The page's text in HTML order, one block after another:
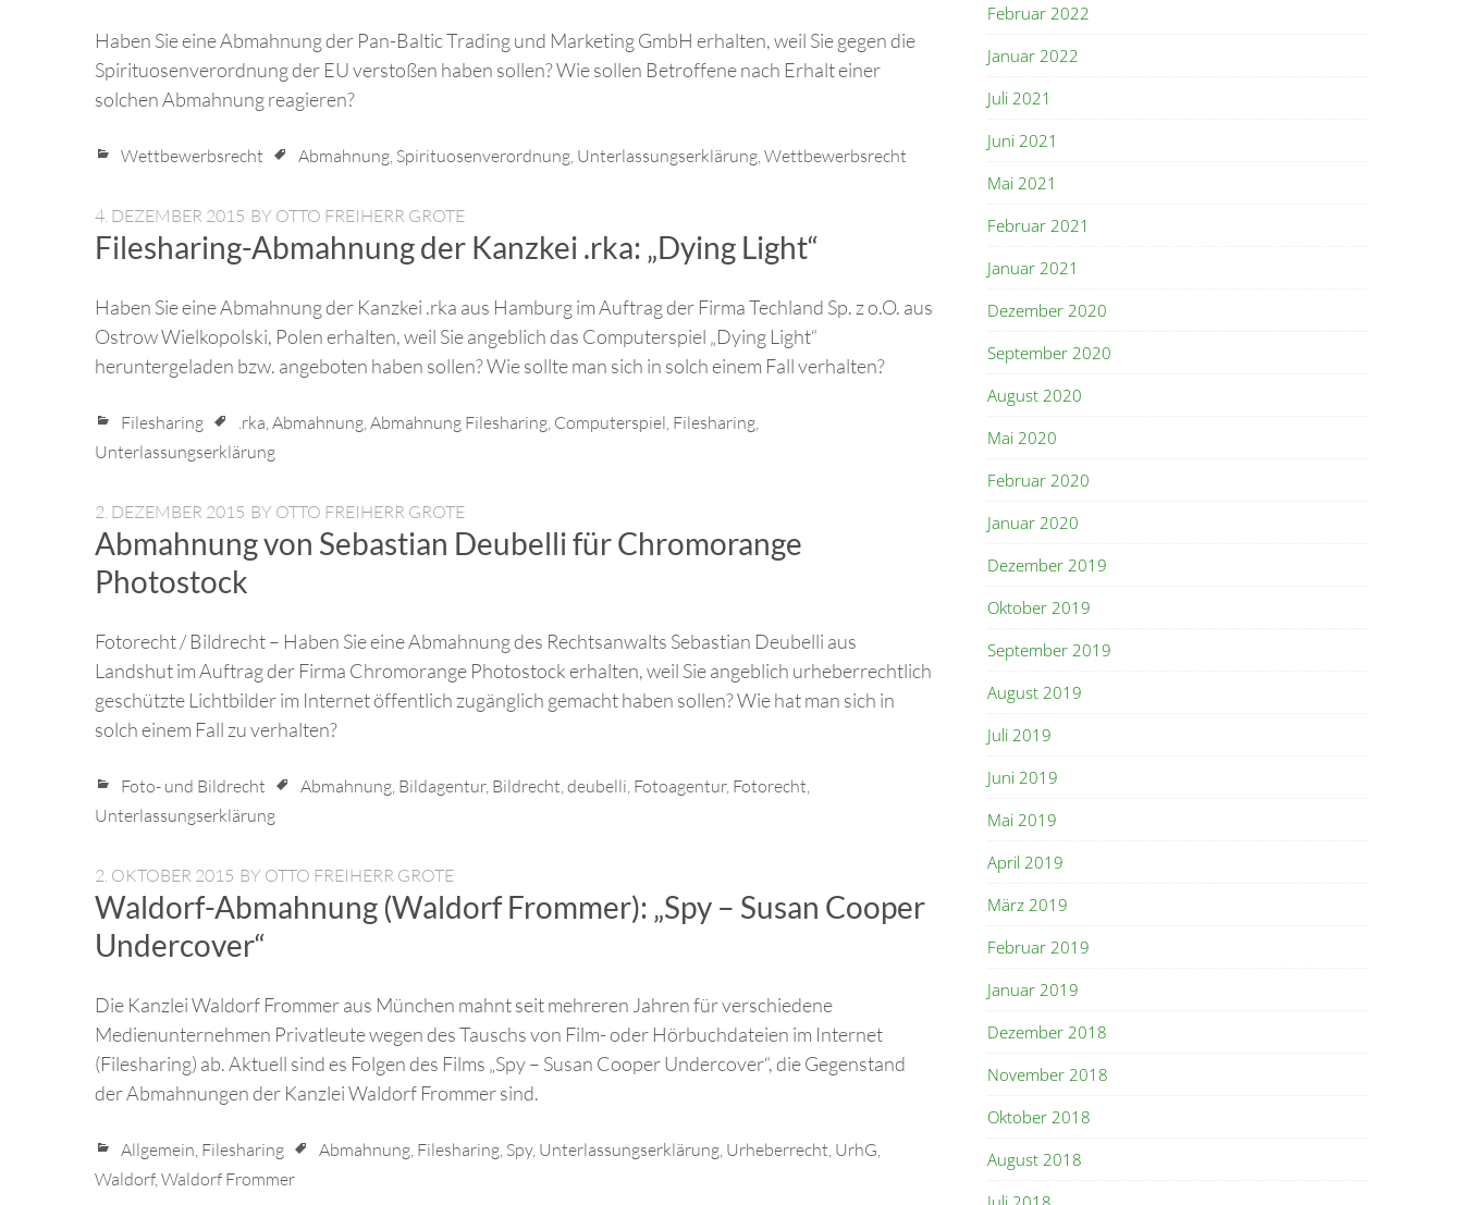
Haben Sie eine Abmahnung der Pan-Baltic Trading und Marketing GmbH erhalten, weil Sie gegen die
Spirituosenverordnung der EU verstoßen haben sollen? Wie sollen Betroffene nach Erhalt einer
solchen Abmahnung reagieren?
Wettbewerbsrecht Abmahnung Spirituosenverordnung Unterlassungserklärung Wettbewerbsrecht
4. DEZEMBER 2015 BY OTTO FREIHERR GROTE
Filesharing-Abmahnung der Kanzkei .rka: „Dying Light“
Haben Sie eine Abmahnung der Kanzkei .rka aus Hamburg im Auftrag der Firma Techland Sp. z o.O. aus
Ostrow Wielkopolski, Polen erhalten, weil Sie angeblich das Computerspiel „Dying Light“
heruntergeladen bzw. angeboten haben sollen? Wie sollte man sich in solch einem Fall verhalten?
Filesharing .rka Abmahnung Abmahnung Filesharing Computerspiel Filesharing
Unterlassungserklärung
2. DEZEMBER 2015 BY OTTO FREIHERR GROTE
Abmahnung von Sebastian Deubelli für Chromorange
Photostock
Fotorecht / Bildrecht – Haben Sie eine Abmahnung des Rechtsanwalts Sebastian Deubelli aus
Landshut im Auftrag der Firma Chromorange Photostock erhalten, weil Sie angeblich urheberrechtlich
geschützte Lichtbilder im Internet öffentlich zugänglich gemacht haben sollen? Wie hat man sich in
solch einem Fall zu verhalten?
Foto- und Bildrecht Abmahnung Bildagentur, Bildrecht deubelli Fotoagentur, Fotorecht
Unterlassungserklärung
2. OKTOBER 2015 BY OTTO FREIHERR GROTE
Waldorf-Abmahnung (Waldorf Frommer): „Spy – Susan Cooper
Undercover“
Die Kanzlei Waldorf Frommer aus München mahnt seit mehreren Jahren für verschiedene
Medienunternehmen Privatleute wegen des Tauschs von Film- oder Hörbuchdateien im Internet
(Filesharing) ab. Aktuell sind es Folgen des Films „Spy – Susan Cooper Undercover“, die Gegenstand
der Abmahnungen der Kanzlei Waldorf Frommer sind.
Allgemein Filesharing Abmahnung Filesharing Spy, Unterlassungserklärung Urheberrecht UrhG
Waldorf, Waldorf Frommer
Februar 2022
Januar 2022
Juli 2021
Juni 2021
Mai 2021
Februar 2021
Januar 2021
Dezember 2020
September 2020
August 2020
Mai 2020
Februar 2020
Januar 2020
Dezember 2019
Oktober 2019
September 2019
August 2019
Juli 2019
Juni 2019
Mai 2019
April 2019
März 2019
Februar 2019
Januar 2019
Dezember 2018
November 2018
Oktober 2018
August 2018